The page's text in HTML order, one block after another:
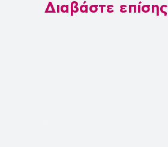
Διαβάστε επίσης